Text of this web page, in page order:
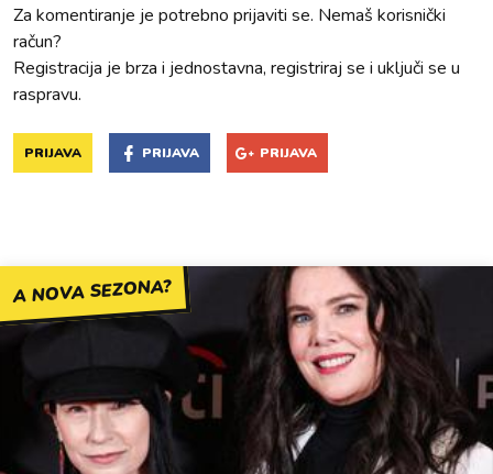
Za komentiranje je potrebno prijaviti se. Nemaš korisnički
račun?
Registracija je brza i jednostavna, registriraj se i uključi se u
raspravu.
PRIJAVA PRIJAVA PRIJAVA
A NOVA SEZONA?